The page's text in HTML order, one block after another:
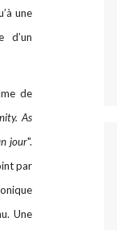
une
d’un
de
As
jour".
par
Une